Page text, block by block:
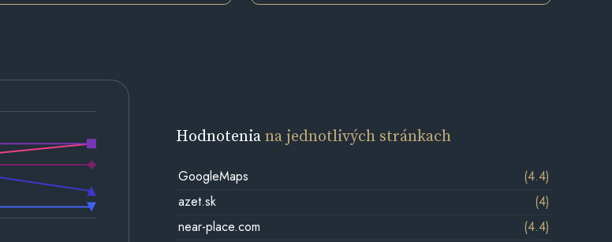
Hodnoteniana jednotlivých stránkach
GoogleMaps
(4.4)
azet.sk
(4)
near-place.com
(4.4)